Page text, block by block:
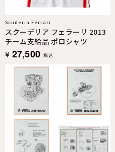
Scuderia Ferrari
スクーデリア フェラーリ 2013
チーム支給品 ポロシャツ
¥ 27,500 税込